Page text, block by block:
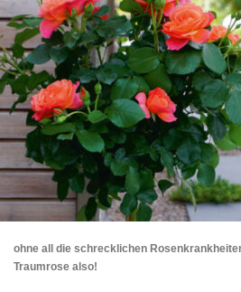
ohne all die schrecklichen
Traumrose also!